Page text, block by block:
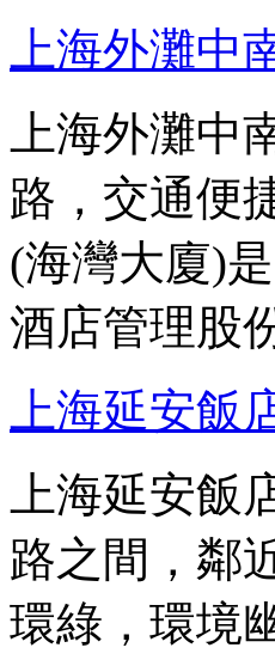
上海外灘中
上海外灘
路，交通便
(海灣大廈)
酒店管理股
上海延安飯
上海延安
路之間，鄰
環綠，環境